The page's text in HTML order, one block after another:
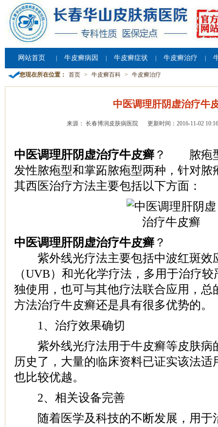
网站首页 牛皮癣病因 牛皮癣症状 牛皮癣治疗
您现在所在位置： 首页 > 牛皮癣百科 > 牛皮癣治疗
中医调理肝阴虚治疗牛
来源： 长春博润皮肤病医院 更新时间：2016-11-02
中医调理肝阴虚治疗牛皮癣 ？ 脓疱型
发性脓疱型和掌跖脓疱型两种，针对脓
其西医治疗方法主要包括以下方面：
中医调理肝阴虚治疗牛皮癣 ？
紫外线光疗法主要包括中波红斑效
（UVB）和光化学疗法，多用于治疗
独使用，也可与其他疗法联合应用，总
方法治疗牛皮癣还是具有很多优势的。
1、治疗效果确切
紫外线光疗法用于牛皮癣等皮肤病
历史了，大量的临床资料已证实该法适
也比较优越。
2、相关设备完善
随着医学及科技的不断发展，用于